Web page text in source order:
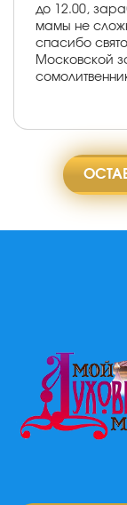
до 12.00,
мамы не
спасибо
Московской